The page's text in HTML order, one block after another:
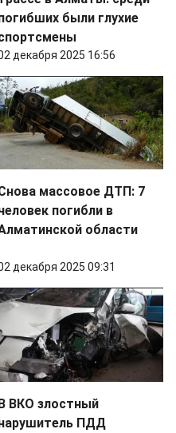
были глухие
декабря 2025 16:56
массовое ДТП: 7
погибли в
области
декабря 2025 09:31
В ВКО злостный
ПДД